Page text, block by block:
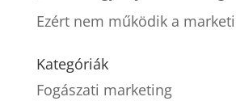
Ezért nem működik a
Kategóriák
Fogászati marketing